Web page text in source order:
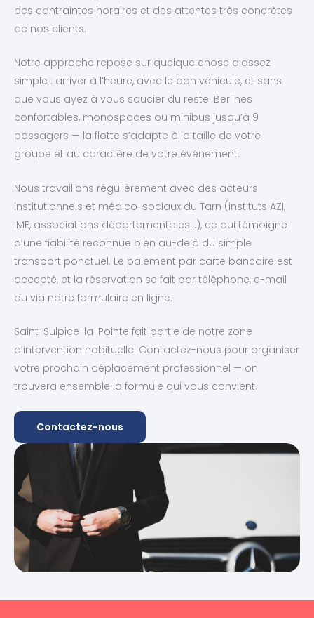
des contraintes horaires et des attentes très concrètes
de nos clients.
Notre approche repose sur quelque chose d’assez
simple : arriver à l’heure, avec le bon véhicule, et sans
que vous ayez à vous soucier du reste. Berlines
confortables, monospaces ou minibus jusqu’à 9
passagers — la flotte s’adapte à la taille de votre
groupe et au caractère de votre événement.
Nous travaillons régulièrement avec des acteurs
institutionnels et médico-sociaux du Tarn (instituts AZI,
IME, associations départementales…), ce qui témoigne
d’une fiabilité reconnue bien au-delà du simple
transport ponctuel. Le paiement par carte bancaire est
accepté, et la réservation se fait par téléphone, e-mail
ou via notre formulaire en ligne.
Saint-Sulpice-la-Pointe fait partie de notre zone
d’intervention habituelle. Contactez-nous pour organiser
votre prochain déplacement professionnel — on
trouvera ensemble la formule qui vous convient.
Contactez-nous